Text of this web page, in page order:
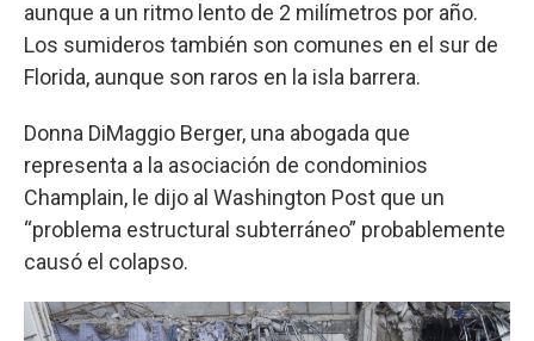
aunque a un ritmo lento de 2 milímetros por año.
Los sumideros también son comunes en el sur de
Florida, aunque son raros en la isla barrera.
Donna DiMaggio Berger, una abogada que
representa a la asociación de condominios
Champlain, le dijo al Washington Post que un
“problema estructural subterráneo” probablemente
causó el colapso.